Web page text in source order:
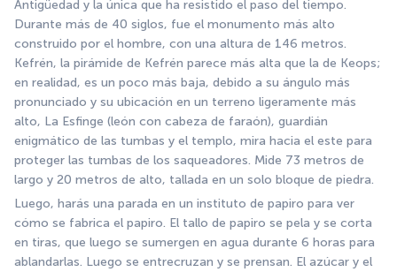
Antigüedad y la única que ha resistido el paso del tiempo.
Durante más de 40 siglos, fue el monumento más alto
construido por el hombre, con una altura de 146 metros.
Kefrén, la pirámide de Kefrén parece más alta que la de Keops;
en realidad, es un poco más baja, debido a su ángulo más
pronunciado y su ubicación en un terreno ligeramente más
alto, La Esfinge (león con cabeza de faraón), guardián
enigmático de las tumbas y el templo, mira hacia el este para
proteger las tumbas de los saqueadores. Mide 73 metros de
largo y 20 metros de alto, tallada en un solo bloque de piedra.
Luego, harás una parada en un instituto de papiro para ver
cómo se fabrica el papiro. El tallo de papiro se pela y se corta
en tiras, que luego se sumergen en agua durante 6 horas para
ablandarlas. Luego se entrecruzan y se prensan. El azúcar y el